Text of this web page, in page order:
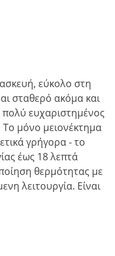
εύκολο στη
σταθερό ακόμα και
ευχαριστημένος
μόνο μειονέκτημα
γρήγορα - το
έως 18 λεπτά
θερμότητας με
λειτουργία. Είναι